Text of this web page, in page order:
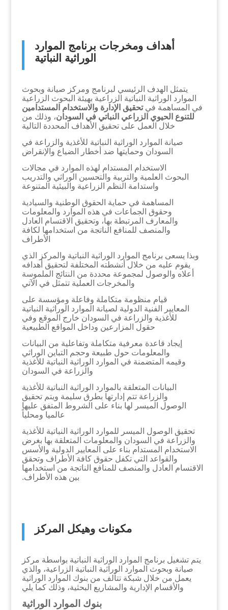
أهداف ومخرجات برنامج الموارد
الوراثية النباتية
يتمثل الهدف الرئيسي لبرنامج ومركز صيانة وبحوث
الموارد الوراثية النباتية الزراعية بهيئة البحوث الزراعية
في المساهمة فيتحقيق الإدارة والاستخدام المستدامين
للتنوع الحيوي الزراعي النباتي في السودان، وذلك من
خلال العمل على تحقيق الأهداف المحددة التالية
صيانة الموارد الوراثية النباتية للأغذية والزراعة في
السودان وحمايتها ضد أخطار الضياع والإنقراض
الاستخدام المستدام لهذه الموارد في مجالات
البحوث العلمية والتربية والتحسين الوراثي والتدريب
واستدامة النظم الزراعية والبيئية المتنوعة
المساهمة في حماية الحقوق الوطنية والسيادية
وحقوق الجماعات في هذه الموارد والمعلومات
والمعارف المرتبطة بها، وتحقيق الاقتسام العادل
والمنصف للمنافع الناتجة من استخدامها لكافة
الأطراف
وبذا يسعى برنامج الموارد الوراثية النباتية والمركز الذي
يقوم عليه من خلال أنشطته المختلفة لتحقيق أهدافه
أعلاه والوصول لمجموعة محددة من النتائج الملموسة
والمخرجات العملية تتمثل في الآتي
قيام منظومة متكاملة وفاعلة ومؤسسة على
المعايير الفنية الدولية لصيانة الموارد الوراثية النباتية
للأغذية والزراعة في السودان خارج الموقع وفي
حقول المزارعين وداخل المواقع الطبيعية
إيجاد قاعدة معرفية متكاملة وتفاعلية من البيانات
والمعلومات حول طبيعة وحجم التباين الوراثي
وقيمه المتضمنة في الموارد الوراثية النباتية للأغذية
والزراعة في السودان
البيانات المتعلقة بالموارد الوراثية النباتية للأغذية
والزراعة تتم إدارتها بطرق سليمة ويتم تحقيق
الوصول الميسر لها بناء على الشروط المتفق عليها
عالميا ومحلياً
تحقيق الوصول الميسر للموارد الوراثية النباتية للأغذية
والزراعة في السودان والمعلومات المتعلقة بها بغرض
الاستخدام المستدام بناء على المعايير الدولية والأسس
والقواعد التي تكفل حقوق كافة الأطراف وتحقق
الاقتسام العادل والمنصف للمنافع الناتجة من استخدامها
بين هذه الأطراف.
مكونات وهيكل المركز
يتم تشغيل برنامج الموارد الوراثية النباتية بواسطة مركز
صيانة وبحوث الموارد الوراثية النباتية الزراعية، والذي
يعمل من خلال شبكة تتألف من بنوك الموارد الوراثية
والأقسام الإدارية والمشاريع البحثية، وذلك كما يلي
بنوك الموارد الوراثية